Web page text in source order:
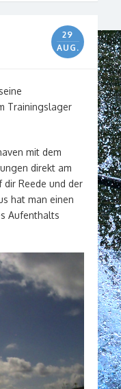
29
AUG.
Trainingslager
mit dem
direkt am
Reede und der
hat man einen
Aufenthalts